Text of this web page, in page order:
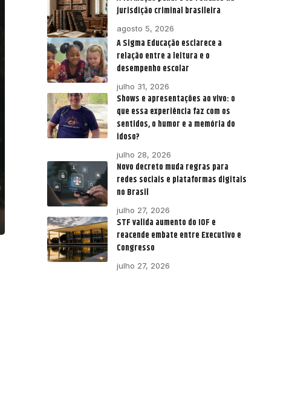
jurisdição criminal brasileira
agosto 5, 2026
A Sigma Educação esclarece a
relação entre a leitura e o
desempenho escolar
julho 31, 2026
Shows e apresentações ao vivo: o
que essa experiência faz com os
sentidos, o humor e a memória do
idoso?
julho 28, 2026
Novo decreto muda regras para
redes sociais e plataformas digitais
no Brasil
julho 27, 2026
STF valida aumento do IOF e
reacende embate entre Executivo e
Congresso
julho 27, 2026